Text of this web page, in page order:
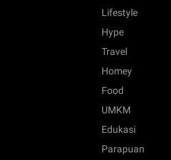
Lifestyle
Hype
Travel
Homey
Food
UMKM
Edukasi
Parapuan